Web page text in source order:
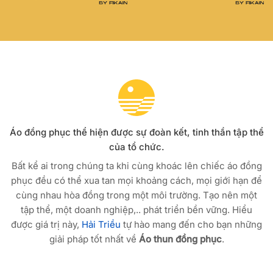
Áo đồng phục thể hiện được sự đoàn kết, tinh thần tập thể
của tổ chức.
Bất kể ai trong chúng ta khi cùng khoác lên chiếc áo đồng
phục đều có thể xua tan mọi khoảng cách, mọi giới hạn để
cùng nhau hòa đồng trong một môi trường. Tạo nên một
tập thể, một doanh nghiệp,.. phát triển bền vững. Hiểu
được giá trị này, Hải Triều tự hào mang đến cho bạn những
giải pháp tốt nhất về Áo thun đồng phục.